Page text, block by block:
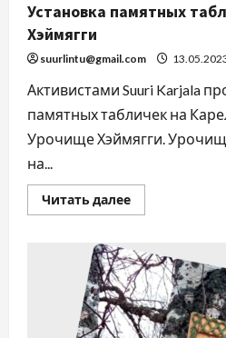
Установка памятных
Хэймягги
suurlintu@gmail.com
Активистами Suuri Karjala
памятных табличек на
Урочище Хэймягги.
на...
Читать далее